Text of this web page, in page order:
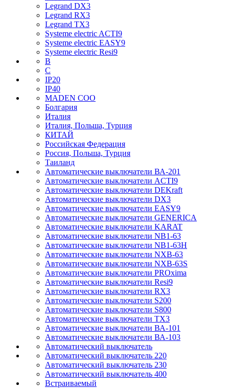
Legrand DX3
Legrand RX3
Legrand TX3
Systeme electric ACTI9
Systeme electric EASY9
Systeme electric Resi9
B
C
IP20
IP40
MADEN COO
Болгария
Италия
Италия, Польша, Турция
КИТАЙ
Российская Федерация
Россия, Польша, Турция
Таиланд
Автоматические выключатели ВА-201
Автоматические выключатели ACTI9
Автоматические выключатели DEKraft
Автоматические выключатели DX3
Автоматические выключатели EASY9
Автоматические выключатели GENERICA
Автоматические выключатели KARAT
Автоматические выключатели NB1-63
Автоматические выключатели NB1-63H
Автоматические выключатели NXB-63
Автоматические выключатели NXB-63S
Автоматические выключатели PROxima
Автоматические выключатели Resi9
Автоматические выключатели RX3
Автоматические выключатели S200
Автоматические выключатели S800
Автоматические выключатели TX3
Автоматические выключатели ВА-101
Автоматические выключатели ВА-103
Автоматический выключатель
Автоматический выключатель 220
Автоматический выключатель 230
Автоматический выключатель 400
Встраиваемый